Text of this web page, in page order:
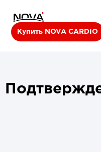
Купить NOVA CARDIO